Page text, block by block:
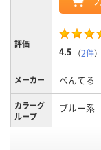
評価
4.5 （2件）
メーカー ぺんてる
カラーグ
ループ
ブルー系